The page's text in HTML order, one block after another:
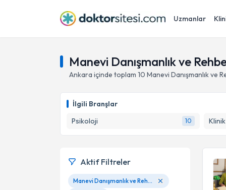
Uzmanlar
Manevi Danışmanlık ve
Ankara içinde toplam 10 Manevi Danışmanlık ve
İlgili Branşlar
Psikoloji
10
Aktif Filtreler
Manevi Danışmanlık ve Rehberlik